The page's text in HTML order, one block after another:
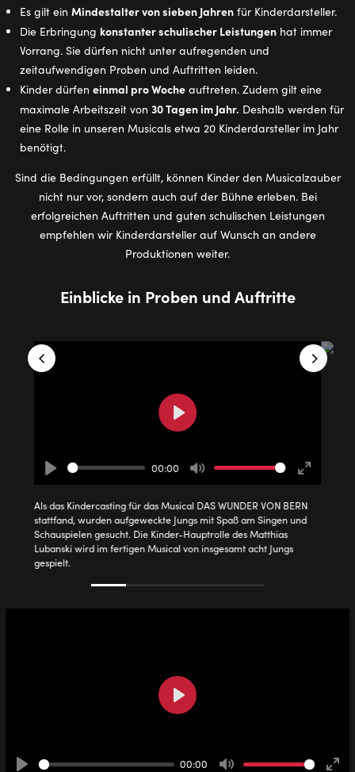
Es gilt ein Mindestalter von sieben Jahrenfür Kinderdarsteller.
Die Erbringung konstanter schulischer Leistungenhat immer
Vorrang. Sie dürfen nicht unter aufregenden und
zeitaufwendigen Proben und Auftritten leiden.
Kinder dürfen einmal pro Wocheauftreten. Zudem gilt eine
maximale Arbeitszeit von 30 Tagen im Jahr. Deshalb werden für
eine Rolle in unseren Musicals etwa 20 Kinderdarsteller im Jahr
benötigt.
Sind die Bedingungen erfüllt, können Kinder den Musicalzauber
nicht nur vor, sondern auch auf der Bühne erleben. Bei
erfolgreichen Auftritten und guten schulischen Leistungen
empfehlen wir Kinderdarsteller auf Wunsch an andere
Produktionen weiter.
Einblicke in Proben und Auftritte
00:00
fullscreen
Play
Als das Kindercasting für das Musical DAS WUNDER VON BERN
stattfand, wurden aufgeweckte Jungs mit Spaß am Singen und
Schauspielen gesucht. Die Kinder-Hauptrolle des Matthias
Lubanski wird im fertigen Musical von insgesamt acht Jungs
gespielt.
00:00
Play